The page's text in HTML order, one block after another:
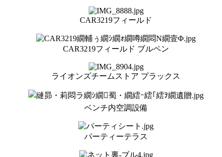
CAR3219フィールド
CAR3219フィールド ブルペン
ライオンズチームストア プラックス
ベンチ内空調設備
パーティーテラス